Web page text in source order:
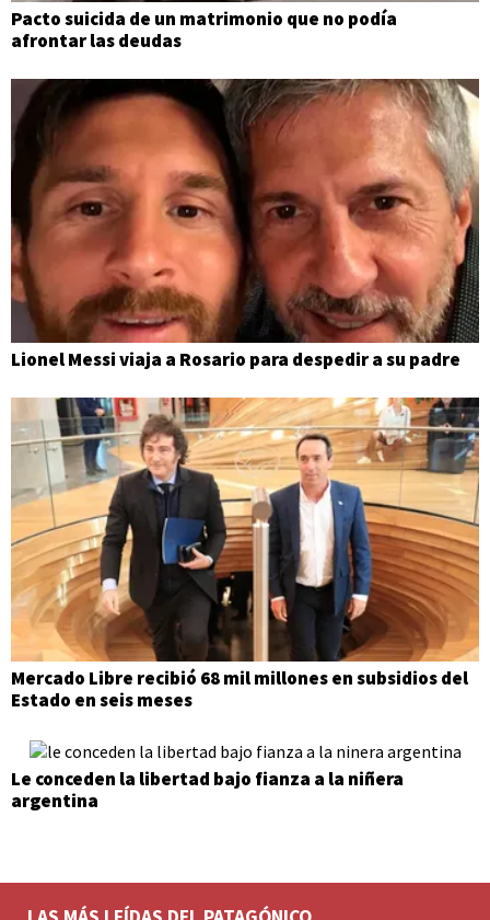
Pacto suicida de un matrimonio que no podía
afrontar las deudas
Lionel Messi viaja a Rosario para despedir a su padre
Mercado Libre recibió 68 mil millones en subsidios del
Estado en seis meses
Le conceden la libertad bajo fianza a la niñera
argentina